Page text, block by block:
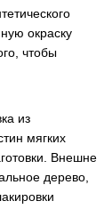
окраску
чтобы
из
мягких
Внешне
дерево,